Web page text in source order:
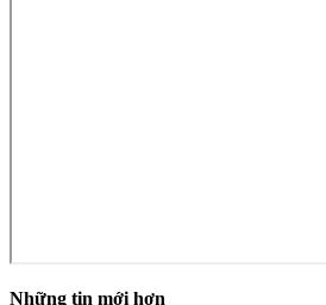
Những tin mới hơn